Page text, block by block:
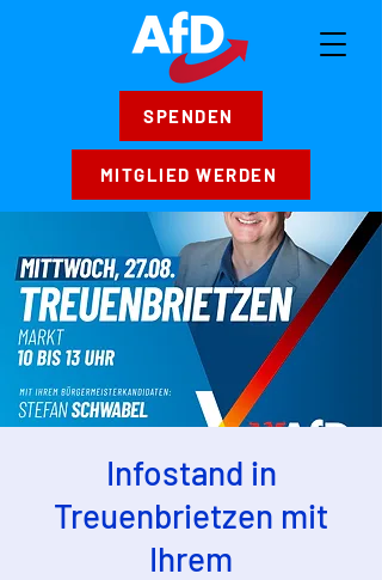
SPENDEN
MITGLIED WERDEN
Infostand in
Treuenbrietzen mit
Ihrem